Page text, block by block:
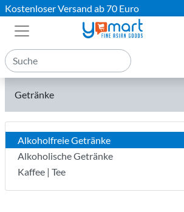
Kostenloser Versand ab 70 Euro
Getränke
Alkoholfreie Getränke
Alkoholische Getränke
Kaffee | Tee